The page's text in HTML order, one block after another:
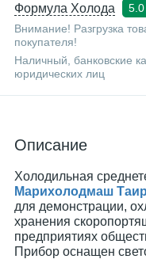
Формула Холода 5.0
Внимание! Разгрузка
покупателя!
Наличный, банковские
юридических лиц
Описание
Холодильная
Марихолодмаш
для демонстрации,
хранения
предприятиях
Прибор оснащен